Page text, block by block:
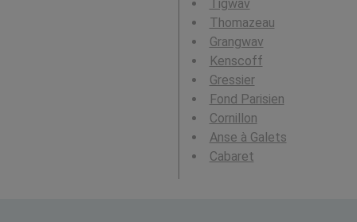
Tigwav
Thomazeau
Grangwav
Kenscoff
Gressier
Fond Parisien
Cornillon
Anse à Galets
Cabaret